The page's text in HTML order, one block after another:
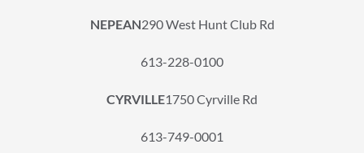
NEPEAN290 West Hunt Club Rd
613-228-0100
CYRVILLE1750 Cyrville Rd
613-749-0001